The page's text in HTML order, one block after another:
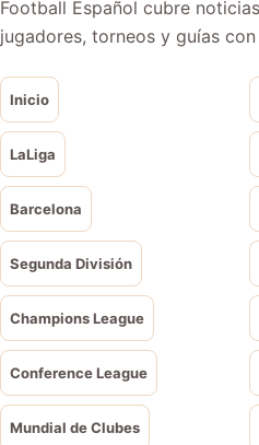
Football Español cubre
jugadores, torneos y guías
Inicio
LaLiga
Barcelona
Segunda División
Champions League
Conference League
Mundial de Clubes